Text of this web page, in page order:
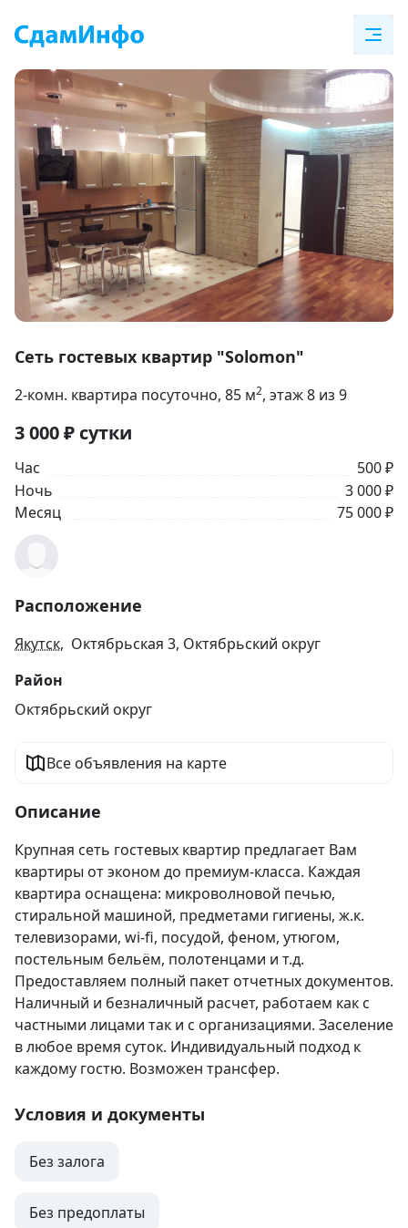
1
19
Сеть гостевых квартир "Solomon"
2-комн. квартира посуточно, 85 м2, этаж 8 из 9
3 000₽ сутки
Час
500 ₽
Ночь
3 000 ₽
Месяц
75 000 ₽
Расположение
Якутск, Октябрьская 3, Октябрьский округ
Район
Октябрьский округ
Все объявления на карте
Описание
Крупная сеть гостевых квартир предлагает Вам
квартиры от эконом до премиум-класса. Каждая
квартира оснащена: микроволновой печью,
стиральной машиной, предметами гигиены, ж.к.
телевизорами, wi-fi, посудой, феном, утюгом,
постельным бельём, полотенцами и т.д.
Предоставляем полный пакет отчетных документов.
Наличный и безналичный расчет, работаем как с
частными лицами так и с организациями. Заселение
в любое время суток. Индивидуальный подход к
каждому гостю. Возможен трансфер.
Условия и документы
Без залога
Без предоплаты